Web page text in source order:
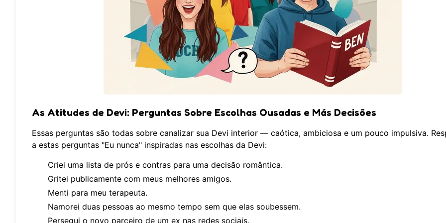
As Atitudes de Devi: Perguntas Sobre Escolhas Ousadas e Más Decisões
Essas perguntas são todas sobre canalizar sua Devi interior — caótica, ambiciosa e um pouco impulsiva.
a estas perguntas "Eu nunca" inspiradas nas escolhas da Devi:
Criei uma lista de prós e contras para uma decisão romântica.
Gritei publicamente com meus melhores amigos.
Menti para meu terapeuta.
Namorei duas pessoas ao mesmo tempo sem que elas soubessem.
Persegui o novo parceiro de um ex nas redes sociais.